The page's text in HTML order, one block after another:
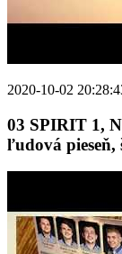
2020-10-02
03 SPIRIT 1,
ľudová pieseň,